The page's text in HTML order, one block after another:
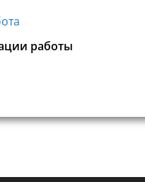
работы